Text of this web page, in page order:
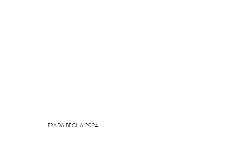
PRADA ВЕСНА 2024